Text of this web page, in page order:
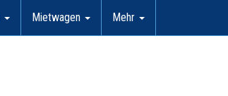
Mietwagen Mehr